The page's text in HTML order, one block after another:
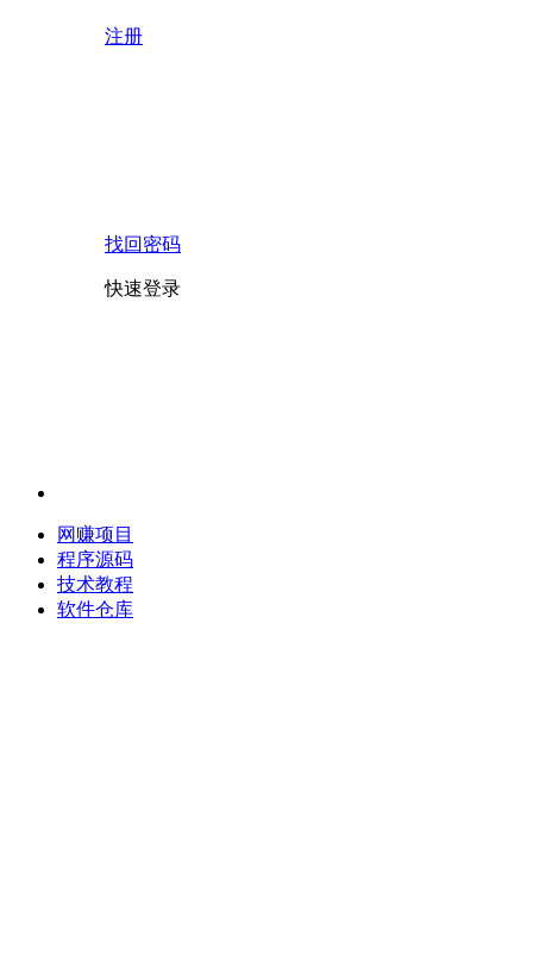
注册
找回密码
快速登录
网赚项目
程序源码
技术教程
软件仓库